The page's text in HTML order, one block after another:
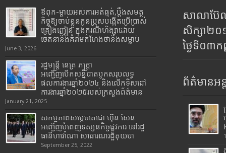
ឪពុក-ម្ដាយអស់ការអត់ធ្មត់,ប្ដឹងសមត្ថ
កិច្ចឱ្យចាប់ខ្លួនកូនប្រុសបង្កើតប្រើប្រាស់
គ្រឿងញៀន ក្នុងករណីហិង្សាដោយ
ចេតនានិងគំរាមកំហែងថានឹងសម្លាប់
June 3, 2026
រដ្ឋមន្រ្តី​ នេត្រ​ ភក្ត្រា​
អញ្ជើញបើកសន្និបាតបូកសរុបលទ្ធ
ផលការងារឆ្នាំ២០២៤ និងលើកទិសដៅ
ការងារឆ្នាំ២០២៥របស់​ក្រសួង​ព័ត៌មាន​
January 21, 2025
សកម្មភាពសម្តេចតេជោ ហ៊ុន សែន
អញ្ជើញបំពេញទស្សនកិច្ចផ្លូវការ នៅរដ្ឋ
ធានីហាវ៉ាណា សាធារណរដ្ឋគុយបា
September 25, 2022
សាលាប៊ែ
សិក្សា២
ថ្ងៃទី០៣
ព័ត៌មានអន្